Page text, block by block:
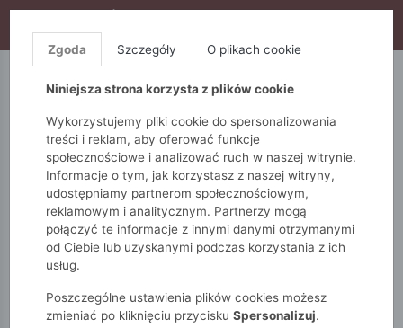
S10), DODATKOWE 15% ZA 3SZT (KOD: S15)
5.10.15. QUIOSQUE
Monnari Torby
Na co dzień
Torba damska z pikowaniem
Zgoda Szczegóły O plikach cookie
Niniejsza strona korzysta z plików cookie
Wykorzystujemy pliki cookie do spersonalizowania
treści i reklam, aby oferować funkcje
społecznościowe i analizować ruch w naszej witrynie.
Informacje o tym, jak korzystasz z naszej witryny,
udostępniamy partnerom społecznościowym,
reklamowym i analitycznym. Partnerzy mogą
połączyć te informacje z innymi danymi otrzymanymi
od Ciebie lub uzyskanymi podczas korzystania z ich
usług.
Poszczególne ustawienia plików cookies możesz
zmieniać po kliknięciu przycisku Spersonalizuj.